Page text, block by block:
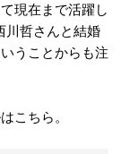
現在まで活躍し
川哲さんと結婚
うことからも注
こちら。